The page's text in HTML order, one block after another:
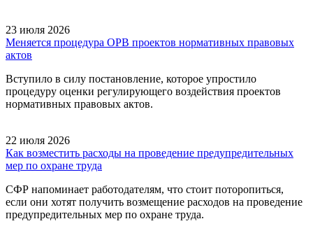
23 июля 2026
Меняется процедура ОРВ проектов нормативных правовых
актов
Вступило в силу постановление, которое упростило
процедуру оценки регулирующего воздействия проектов
нормативных правовых актов.
22 июля 2026
Как возместить расходы на проведение предупредительных
мер по охране труда
СФР напоминает работодателям, что стоит поторопиться,
если они хотят получить возмещение расходов на проведение
предупредительных мер по охране труда.